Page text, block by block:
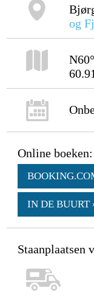
og
Online boeken:
IN DE BUURT
Staanplaatsen